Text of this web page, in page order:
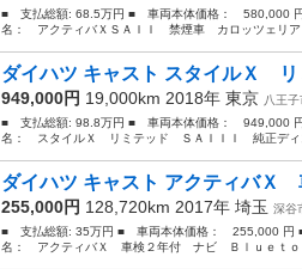
■ 支払総額: 68.5万円 ■ 車両本体価格： 580,000
名： アクティバＸＳＡＩＩ 禁煙車 カロッツェリ
ダイハツ キャスト スタイルＸ
949,000円 19,000km 2018年 東京 八王子
■ 支払総額: 98.8万円 ■ 車両本体価格： 949,000
名： スタイルＸ リミテッド ＳＡＩＩＩ 純正ディ
ダイハツ キャスト アクティバ
255,000円 128,720km 2017年 埼玉 深谷
■ 支払総額: 35万円 ■ 車両本体価格： 255,000
名： アクティバＸ 車検２年付 ナビ Ｂｌｕｅｔ